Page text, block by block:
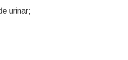
urinar;